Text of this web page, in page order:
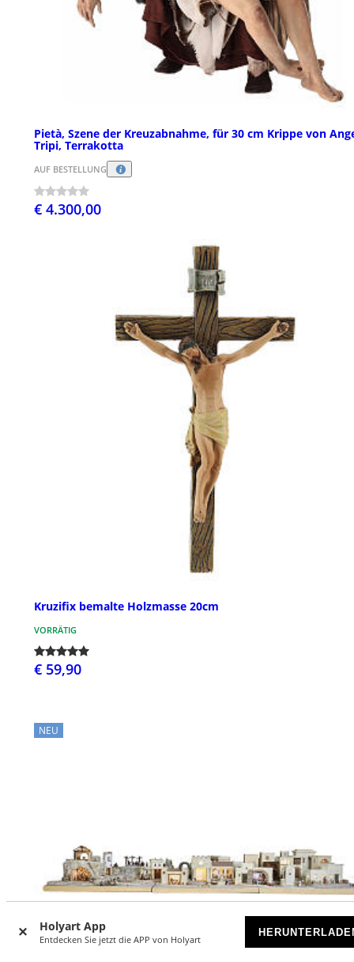
Holyart App
Entdecken Sie jetzt die APP von Holyart
Pietà, Szene der Kreuzabnahme, für 30 cm Krippe von
Tripi, Terrakotta
AUF BESTELLUNG
€ 4.300,00
Kruzifix bemalte Holzmasse 20cm
VORRÄTIG
€ 59,90
NEU